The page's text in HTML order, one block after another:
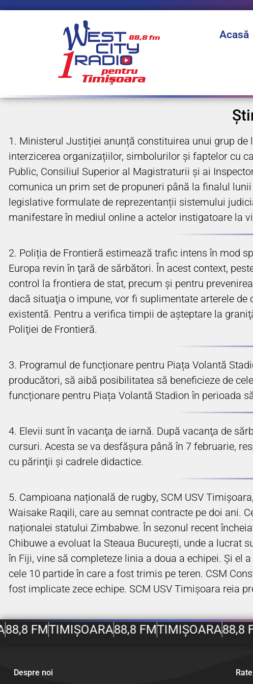
Acasă
1. Ministerul Justiției anunță constituirea unui grup
interzicerea organizațiilor, simbolurilor și faptelor cu
Public, Consiliul Superior al Magistraturii și ai
comunica un prim set de propuneri până la finalul
legislative formulate de reprezentanții sistemului
manifestare în mediul online a actelor instigatoare la
2. Poliția de Frontieră estimează trafic intens în mod
Europa revin în ţară de sărbători. În acest context,
control la frontiera de stat, precum şi pentru
dacă situaţia o impune, vor fi suplimentate arterele
existentă. Pentru a verifica timpii de aşteptare la
Poliţiei de Frontieră.
3. Programul de funcționare pentru Piața Volantă
producători, să aibă posibilitatea să beneficieze de
funcționare pentru Piața Volantă Stadion în perioada
4. Elevii sunt în vacanţa de iarnă. După vacanţa de
cursuri. Acesta se va desfăşura până în 7 februarie,
cu părinţii şi cadrele didactice.
5. Campioana națională de rugby, SCM USV
Waisake Raqili, care au semnat contracte pe doi ani.
naționalei statului Zimbabwe. În sezonul recent
Chibuwe a evoluat la Steaua București, unde a lucrat
în Fiji, vine să completeze linia a doua a echipei. Și el
cele 10 partide în care a fost trimis pe teren. CSM
fost implicate zece echipe. SCM USV Timișoara reia
88,8 FMTIMIȘOARA88,8 FMTIMIȘOARA88,8
Despre noi